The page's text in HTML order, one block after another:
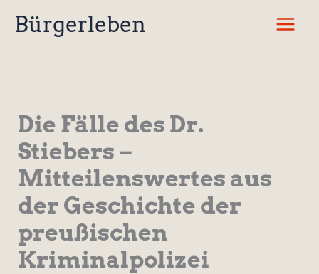
InhaltBürgerleben
Die Fälle des Dr.
Stiebers –
Mitteilenswertes aus
der Geschichte der
preußischen
Kriminalpolizei